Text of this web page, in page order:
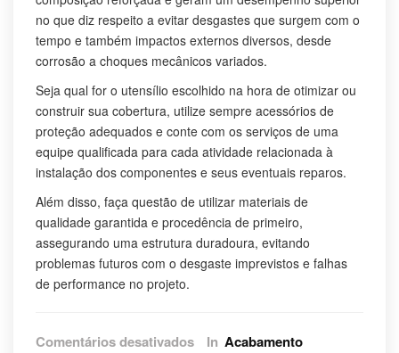
no que diz respeito a evitar desgastes que surgem com o
tempo e também impactos externos diversos, desde
corrosão a choques mecânicos variados.
Seja qual for o utensílio escolhido na hora de otimizar ou
construir sua cobertura, utilize sempre acessórios de
proteção adequados e conte com os serviços de uma
equipe qualificada para cada atividade relacionada à
instalação dos componentes e seus eventuais reparos.
Além disso, faça questão de utilizar materiais de
qualidade garantida e procedência de primeiro,
assegurando uma estrutura duradoura, evitando
problemas futuros com o desgaste imprevistos e falhas
de performance no projeto.
Comentários desativadosemIn Acabamento